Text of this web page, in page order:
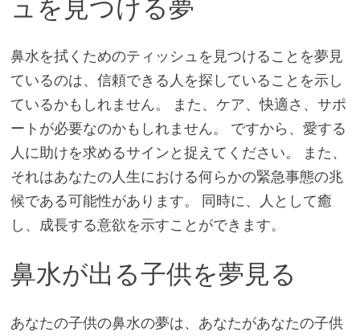
ュを見つける夢
鼻水を拭くためのティッシュを見つけることを夢見
ているのは、信頼できる人を探していることを示し
ているかもしれません。 また、ケア、快適さ、サポ
ートが必要なのかもしれません。 ですから、愛する
人に助けを求めるサインと捉えてください。 また、
それはあなたの人生における何らかの緊急事態の兆
候である可能性があります。 同時に、人として癒
し、成長する意欲を示すことができます。
鼻水が出る子供を夢見る
あなたの子供の鼻水の夢は、あなたがあなたの子供